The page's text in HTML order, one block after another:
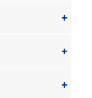
+
+
+